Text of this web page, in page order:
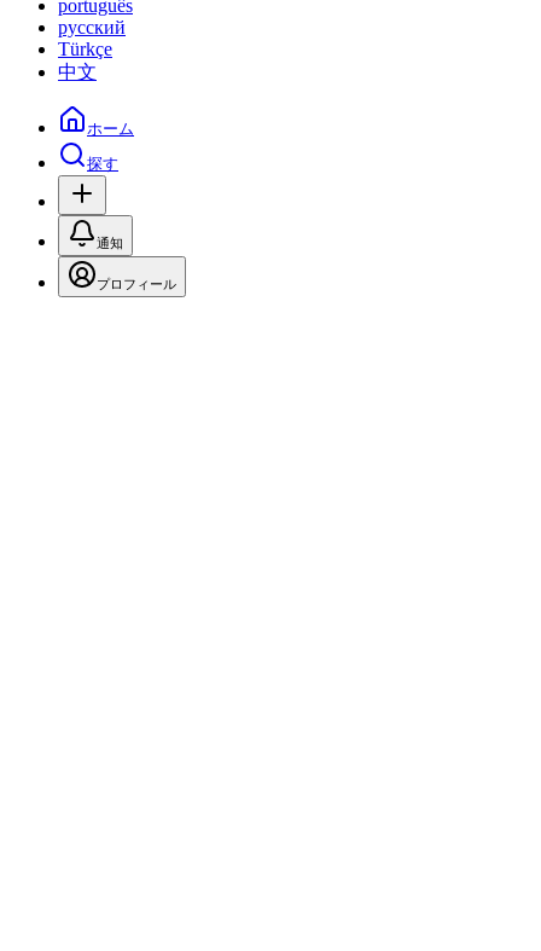
português
русский
Türkçe
中文
ホーム
探す
通知
プロフィール